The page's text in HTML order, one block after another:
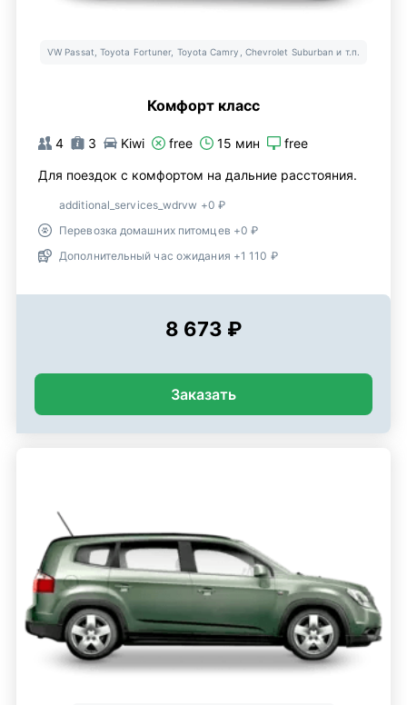
VW Passat, Toyota Fortuner, Toyota Camry, Chevrolet Suburban и т.п.
Комфорт класс
4 3 Kiwi free 15 мин free
Для поездок с комфортом на дальние расстояния.
additional_services_wdrvw +0 ₽
Перевозка домашних питомцев +0 ₽
Дополнительный час ожидания +1 110 ₽
8 673 ₽
Заказать